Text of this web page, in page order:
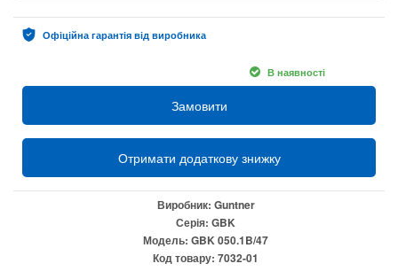
Офіційна гарантія від виробника
В наявності
Замовити
Отримати додаткову знижку
Виробник: Guntner
Серія: GBK
Модель: GBK 050.1B/47
Код товару: 7032-01